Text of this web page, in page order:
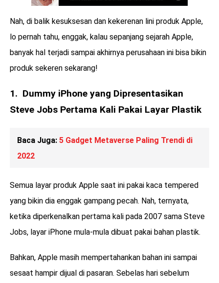
Nah, di balik kesuksesan dan kekerenan lini produk Apple,
lo pernah tahu, enggak, kalau sepanjang sejarah Apple,
banyak hal terjadi sampai akhirnya perusahaan ini bisa bikin
produk sekeren sekarang!
1. Dummy iPhone yang Dipresentasikan
Steve Jobs Pertama Kali Pakai Layar Plastik
Baca Juga: 5 Gadget Metaverse Paling Trendi di
2022
Semua layar produk Apple saat ini pakai kaca tempered
yang bikin dia enggak gampang pecah. Nah, ternyata,
ketika diperkenalkan pertama kali pada 2007 sama Steve
Jobs, layar iPhone mula-mula dibuat pakai bahan plastik.
Bahkan, Apple masih mempertahankan bahan ini sampai
sesaat hampir dijual di pasaran. Sebelas hari sebelum